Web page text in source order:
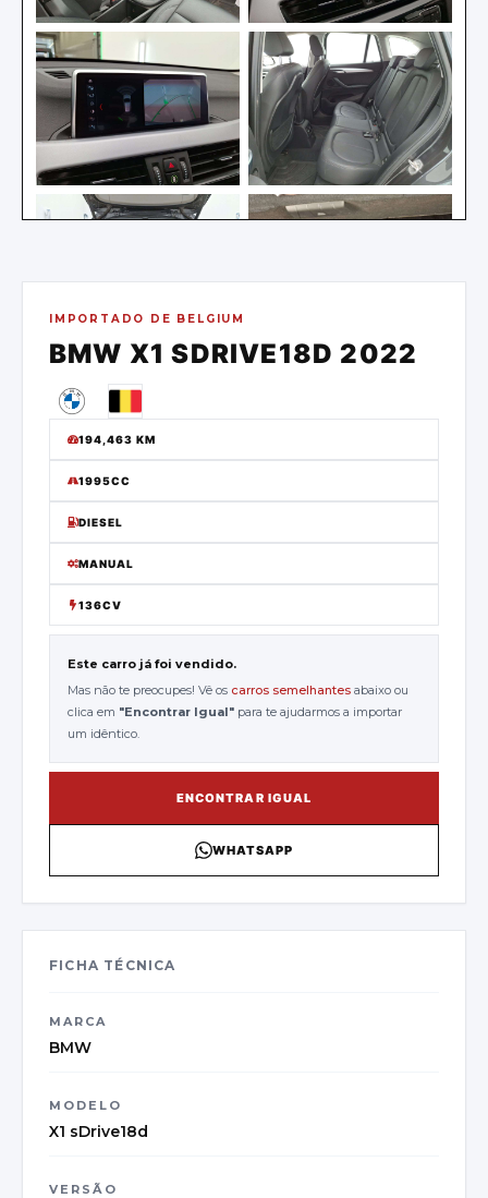
IMPORTADO DE BELGIUM
BMW X1 SDRIVE18D 2022
194,463 KM
1995CC
DIESEL
MANUAL
136CV
Este carro já foi vendido.
Mas não te preocupes! Vê os carros semelhantes abaixo ou
clica em "Encontrar Igual" para te ajudarmos a importar
um idêntico.
ENCONTRAR IGUAL
WHATSAPP
FICHA TÉCNICA
MARCA
BMW
MODELO
X1 sDrive18d
VERSÃO